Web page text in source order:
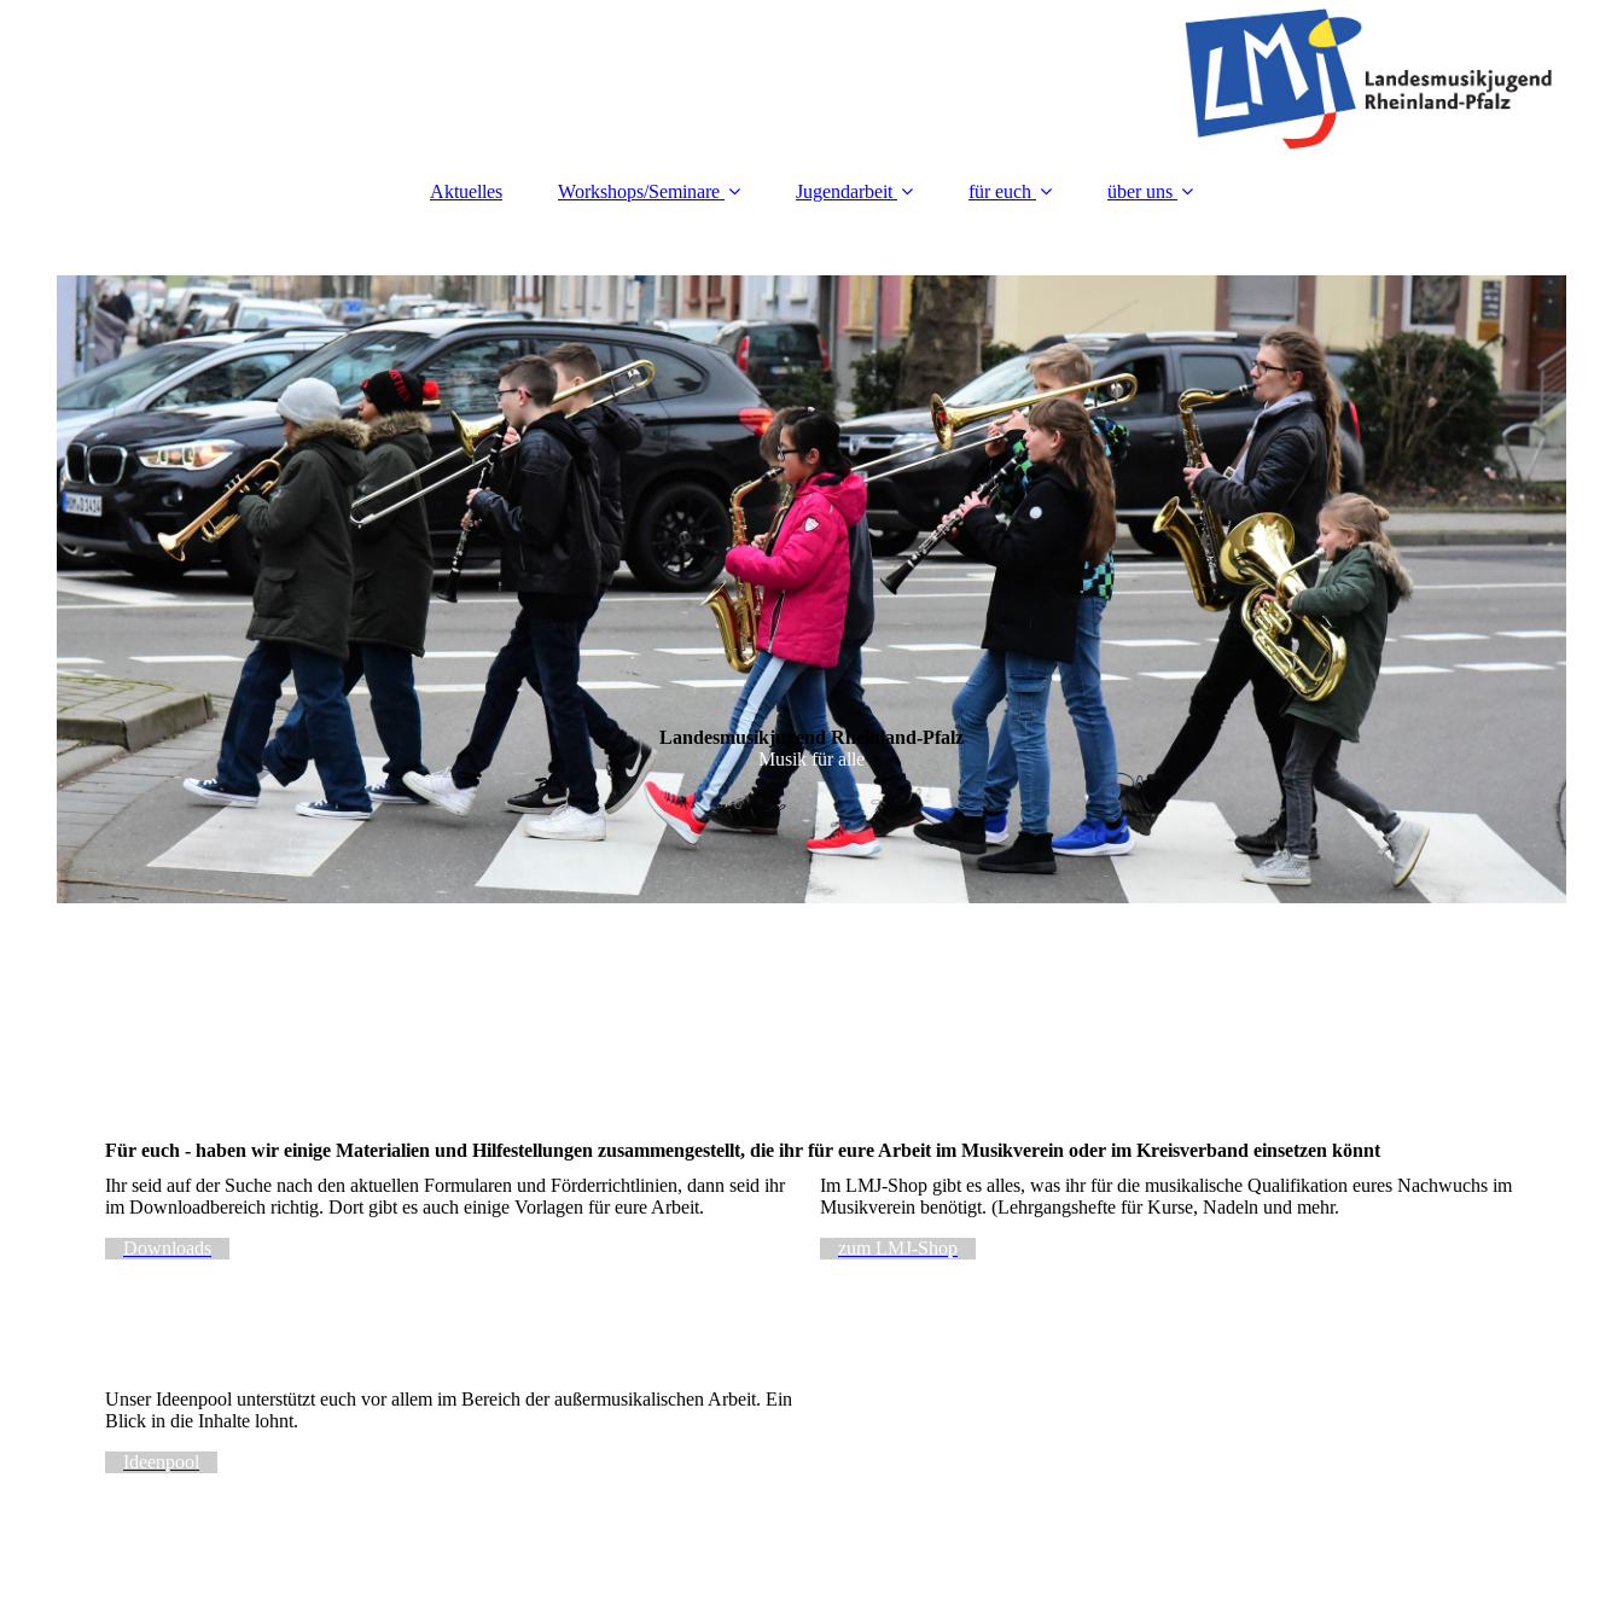
Aktuelles Workshops/Seminare Jugendarbeit für euch über uns
Landesmusikjugend Rheinland-Pfalz
Musik für alle
Für euch - haben wir einige Materialien und Hilfestellungen zusammengestellt, die ihr für eure Arbeit im Musikverein oder im Kreisverband einsetzen könnt
Ihr seid auf der Suche nach den aktuellen Formularen und Förderrichtlinien, dann seid ihr
im Downloadbereich richtig. Dort gibt es auch einige Vorlagen für eure Arbeit.
Downloads
Im LMJ-Shop gibt es alles, was ihr für die musikalische Qualifikation eures Nachwuchs im
Musikverein benötigt. (Lehrgangshefte für Kurse, Nadeln und mehr.
zum LMJ-Shop
Unser Ideenpool unterstützt euch vor allem im Bereich der außermusikalischen Arbeit. Ein
Blick in die Inhalte lohnt.
Ideenpool